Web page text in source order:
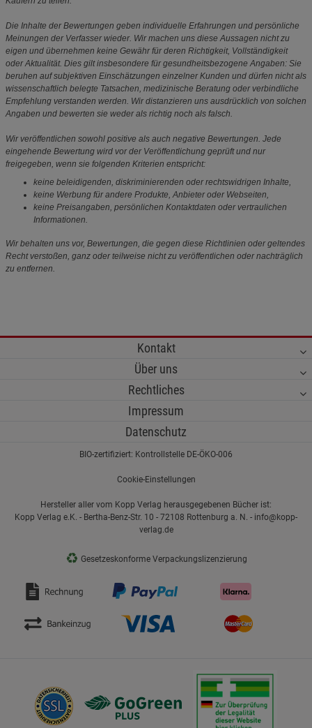
Die Inhalte der Bewertungen geben individuelle Erfahrungen und persönliche
Meinungen der Verfasser wieder. Wir machen uns diese Aussagen nicht zu
eigen und übernehmen keine Gewähr für deren Richtigkeit, Vollständigkeit
oder Aktualität. Dies gilt insbesondere für gesundheitsbezogene Angaben: Sie
beruhen auf subjektiven Einschätzungen einzelner Kunden und dürfen nicht als
wissenschaftlich belegte Tatsachen, medizinische Beratung oder verbindliche
Empfehlung verstanden werden. Wir distanzieren uns ausdrücklich von solchen
Angaben und bewerten sie weder als richtig noch als falsch.
Wir veröffentlichen sowohl positive als auch negative Bewertungen. Jede
eingehende Bewertung wird vor der Veröffentlichung geprüft und nur
freigegeben, wenn sie folgenden Kriterien entspricht:
keine beleidigenden, diskriminierenden oder rechtswidrigen Inhalte,
keine Werbung für andere Produkte, Anbieter oder Webseiten,
keine Preisangaben, persönlichen Kontaktdaten oder vertraulichen
Informationen.
Wir behalten uns vor, Bewertungen, die gegen diese Richtlinien oder geltendes
Recht verstoßen, ganz oder teilweise nicht zu veröffentlichen oder nachträglich
zu entfernen.
Kontakt
Über uns
Rechtliches
Impressum
Datenschutz
BIO-zertifiziert: Kontrollstelle DE-ÖKO-006
Cookie-Einstellungen
Hersteller aller vom Kopp Verlag herausgegebenen Bücher ist:
Kopp Verlag e.K. - Bertha-Benz-Str. 10 - 72108 Rottenburg a. N. - info@kopp-
verlag.de
♻ Gesetzeskonforme Verpackungslizenzierung